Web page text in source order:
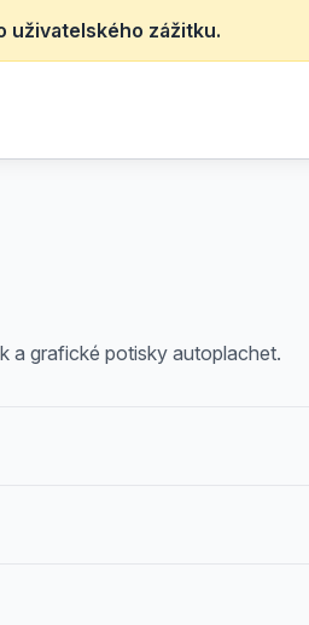
uživatelského zážitku.
a grafické potisky autoplachet.